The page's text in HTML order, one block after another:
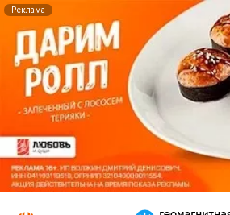
Реклама